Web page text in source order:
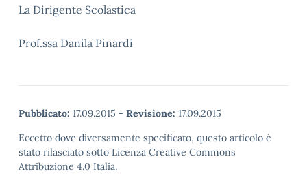
La Dirigente Scolastica
Prof.ssa Danila Pinardi
Pubblicato: 17.09.2015 - Revisione: 17.09.2015
Eccetto dove diversamente specificato, questo articolo è
stato rilasciato sotto Licenza Creative Commons
Attribuzione 4.0 Italia.